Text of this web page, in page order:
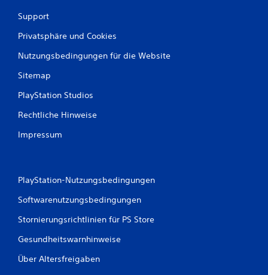
Support
Privatsphäre und Cookies
Nutzungsbedingungen für die Website
Sitemap
PlayStation Studios
Rechtliche Hinweise
Impressum
PlayStation-Nutzungsbedingungen
Softwarenutzungsbedingungen
Stornierungsrichtlinien für PS Store
Gesundheitswarnhinweise
Über Altersfreigaben